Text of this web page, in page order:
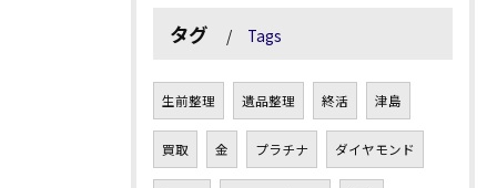
タグ Tags
生前整理 遺品整理 終活 津島
買取 金 プラチナ ダイヤモンド